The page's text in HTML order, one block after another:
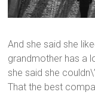
And she said she
grandmother has a
she said she
That the best